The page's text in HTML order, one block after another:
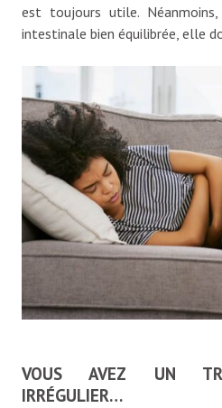
est toujours utile.
intestinale bien équilibrée, elle
VOUS AVEZ UN
IRRÉGULIER…